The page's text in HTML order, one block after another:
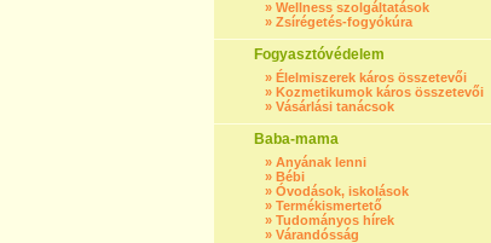
» Wellness szolgáltatások
» Zsírégetés-fogyókúra
Fogyasztóvédelem
» Élelmiszerek káros összetevői
» Kozmetikumok káros összetevői
» Vásárlási tanácsok
Baba-mama
» Anyának lenni
» Bébi
» Óvodások, iskolások
» Termékismertető
» Tudományos hírek
» Várandósság